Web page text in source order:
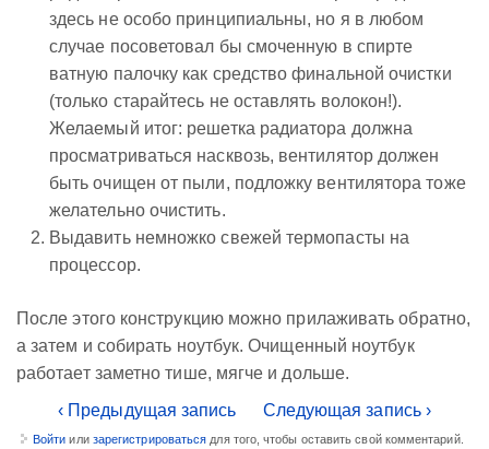
здесь не особо принципиальны, но я в любом
случае посоветовал бы смоченную в спирте
ватную палочку как средство финальной очистки
(только старайтесь не оставлять волокон!).
Желаемый итог: решетка радиатора должна
просматриваться насквозь, вентилятор должен
быть очищен от пыли, подложку вентилятора тоже
желательно очистить.
Выдавить немножко свежей термопасты на
процессор.
После этого конструкцию можно прилаживать обратно,
а затем и собирать ноутбук. Очищенный ноутбук
работает заметно тише, мягче и дольше.
‹ Предыдущая запись
Следующая запись ›
Войти или зарегистрироваться для того, чтобы оставить свой комментарий.